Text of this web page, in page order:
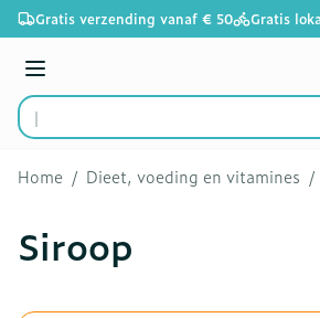
Ga naar de inhoud
Gratis verzending vanaf € 50 Gratis
Menu
Product, merk, categorie...
Home / Dieet, voeding en vitamines /
Siroop